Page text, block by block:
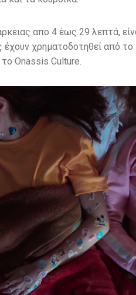
απο 4 έως 29 λεπτά,
χρηματοδοτηθεί από το
Onassis Culture.